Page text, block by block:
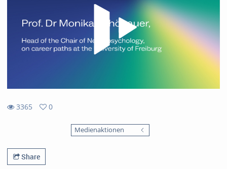
3365
0
Medienaktionen
Share